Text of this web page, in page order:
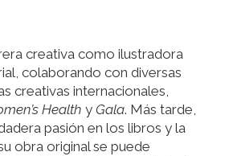
creativa como ilustradora
colaborando con diversas
creativas internacionales,
Health y Gala. Más tarde,
pasión en los libros y la
obra original se puede